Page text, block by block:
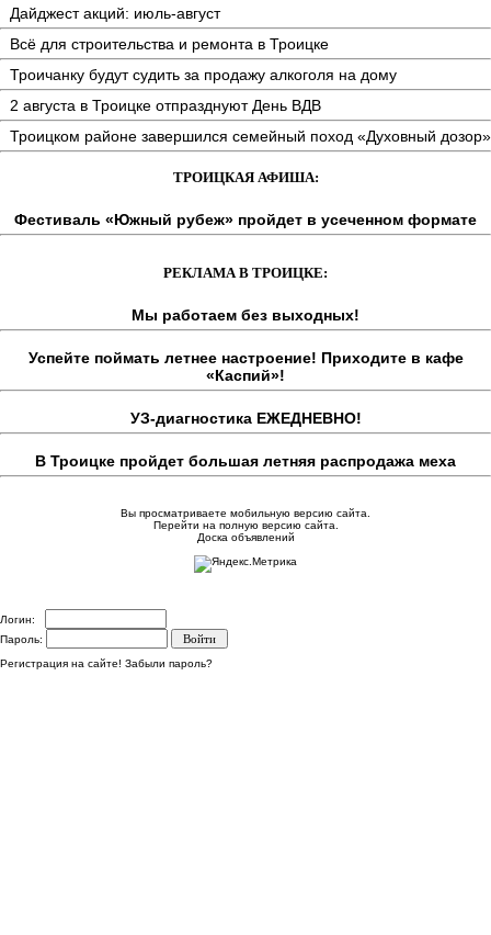
Дайджест акций: июль-август
Всё для строительства и ремонта в Троицке
Троичанку будут судить за продажу алкоголя на дому
2 августа в Троицке отпразднуют День ВДВ
Троицком районе завершился семейный поход «Духовный дозор»
ТРОИЦКАЯ АФИША:
Фестиваль «Южный рубеж» пройдет в усеченном формате
РЕКЛАМА В ТРОИЦКЕ:
Мы работаем без выходных!
Успейте поймать летнее настроение! Приходите в кафе
«Каспий»!
УЗ-диагностика ЕЖЕДНЕВНО!
В Троицке пройдет большая летняя распродажа меха
Вы просматриваете мобильную версию сайта.
Перейти на полную версию сайта.
Доска объявлений
Логин:
Пароль:
Регистрация на сайте! Забыли пароль?